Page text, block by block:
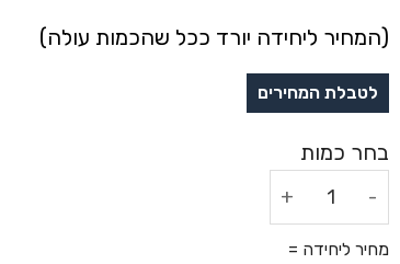
(המחיר ליחידה יורד ככל שהכמות עולה)
מחיר ליחידה =